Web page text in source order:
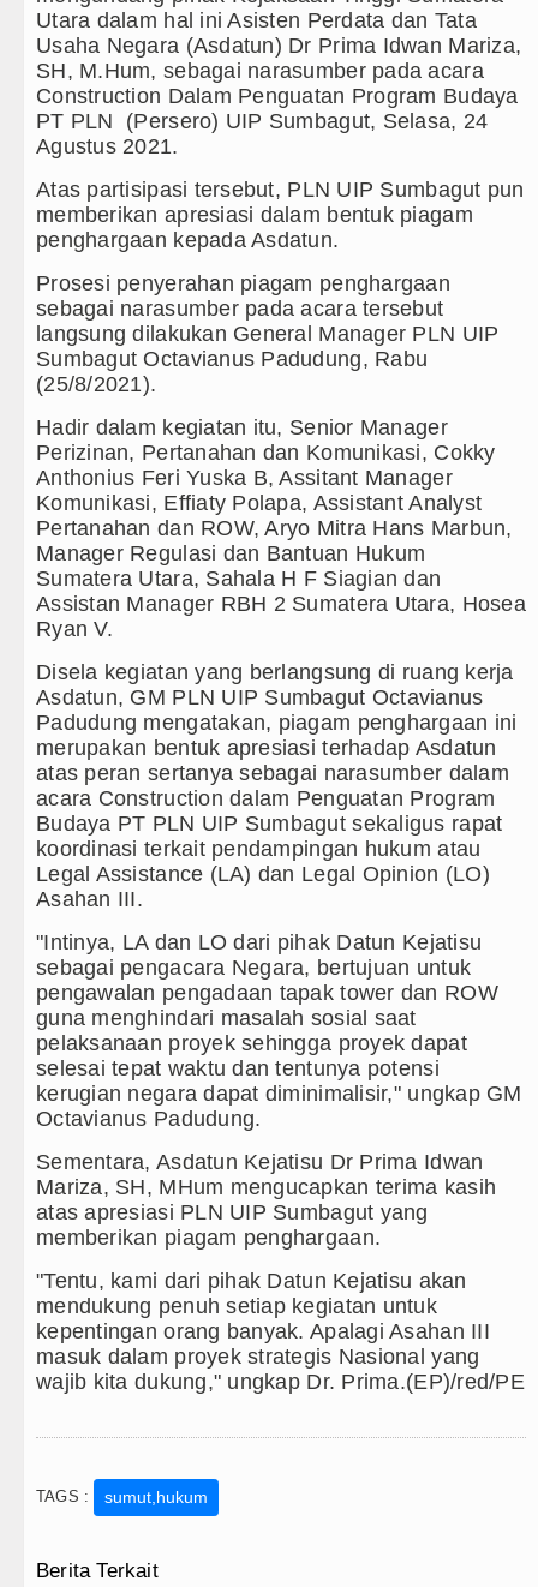
Harus Jadi Penggerak Remaja, Rico Waas:
Hari Anak 2026, TP PKK Sumut Ajak Orangtua
Penyimpangan Dana BOS TA 2025, Jurnalis Surati
HIV/AIDS Melalui Hubungan Seksual Bukan
Pulang Mantan PM Bangladesh Sheikh Hasina
United Laga Persahabatan di Swedia 8
vs Inter Milan Persahabatan di Optus Stadium
Tandang ke Ferencvaros Persahabatan Minggu
Sambut Kunjungan Kapolda Sumut Hadiri
Prioritaskan Infrastruktur Nias Utara, Jalan
Harus Jadi Penggerak Remaja, Rico Waas:
Hari Anak 2026, TP PKK Sumut Ajak Orangtua
Penyimpangan Dana BOS TA 2025, Jurnalis Surati
HIV/AIDS Melalui Hubungan Seksual Bukan
Utara dalam hal ini Asisten Perdata dan Tata
Usaha Negara (Asdatun) Dr Prima Idwan Mariza,
SH, M.Hum, sebagai narasumber pada acara
Construction Dalam Penguatan Program Budaya
PT PLN (Persero) UIP Sumbagut, Selasa, 24
Agustus 2021.
Atas partisipasi tersebut, PLN UIP Sumbagut pun
memberikan apresiasi dalam bentuk piagam
penghargaan kepada Asdatun.
Prosesi penyerahan piagam penghargaan
sebagai narasumber pada acara tersebut
langsung dilakukan General Manager PLN UIP
Sumbagut Octavianus Padudung, Rabu
(25/8/2021).
Hadir dalam kegiatan itu, Senior Manager
Perizinan, Pertanahan dan Komunikasi, Cokky
Anthonius Feri Yuska B, Assitant Manager
Komunikasi, Effiaty Polapa, Assistant Analyst
Pertanahan dan ROW, Aryo Mitra Hans Marbun,
Manager Regulasi dan Bantuan Hukum
Sumatera Utara, Sahala H F Siagian dan
Assistan Manager RBH 2 Sumatera Utara, Hosea
Ryan V.
Disela kegiatan yang berlangsung di ruang kerja
Asdatun, GM PLN UIP Sumbagut Octavianus
Padudung mengatakan, piagam penghargaan ini
merupakan bentuk apresiasi terhadap Asdatun
atas peran sertanya sebagai narasumber dalam
acara Construction dalam Penguatan Program
Budaya PT PLN UIP Sumbagut sekaligus rapat
koordinasi terkait pendampingan hukum atau
Legal Assistance (LA) dan Legal Opinion (LO)
Asahan III.
"Intinya, LA dan LO dari pihak Datun Kejatisu
sebagai pengacara Negara, bertujuan untuk
pengawalan pengadaan tapak tower dan ROW
guna menghindari masalah sosial saat
pelaksanaan proyek sehingga proyek dapat
selesai tepat waktu dan tentunya potensi
kerugian negara dapat diminimalisir," ungkap GM
Octavianus Padudung.
Sementara, Asdatun Kejatisu Dr Prima Idwan
Mariza, SH, MHum mengucapkan terima kasih
atas apresiasi PLN UIP Sumbagut yang
memberikan piagam penghargaan.
"Tentu, kami dari pihak Datun Kejatisu akan
mendukung penuh setiap kegiatan untuk
kepentingan orang banyak. Apalagi Asahan III
masuk dalam proyek strategis Nasional yang
wajib kita dukung," ungkap Dr. Prima.(EP)/red/PE
TAGS : sumut,hukum
Berita Terkait